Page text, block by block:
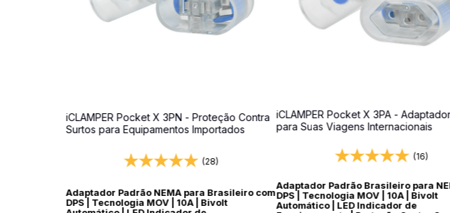
iCLAMPER Pocket X 3PN - Proteção Contra
Surtos para Equipamentos Importados
(28)
Adaptador Padrão NEMA para Brasileiro com
DPS | Tecnologia MOV | 10A | Bivolt
iCLAMPER Pocket X 3PA -
para Suas Viagens Internacionais
(16)
Adaptador Padrão Brasileiro para
DPS | Tecnologia MOV | 10A | Bivolt
Automático | LED Indicador de